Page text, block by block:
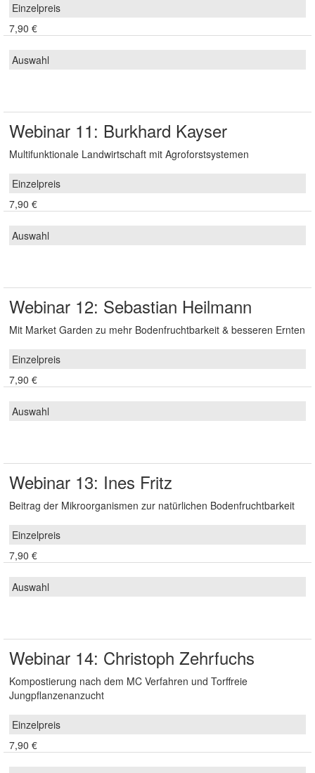
7,90 €
Webinar 11: Burkhard Kayser
Multifunktionale Landwirtschaft mit Agroforstsystemen
7,90 €
Webinar 12: Sebastian Heilmann
Mit Market Garden zu mehr Bodenfruchtbarkeit & besseren Ernten
7,90 €
Webinar 13: Ines Fritz
Beitrag der Mikroorganismen zur natürlichen Bodenfruchtbarkeit
7,90 €
Webinar 14: Christoph Zehrfuchs
Kompostierung nach dem MC Verfahren und Torffreie
Jungpflanzenanzucht
7,90 €